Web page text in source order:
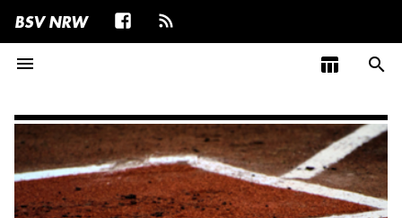
BSV NRW
menu
table_chart search